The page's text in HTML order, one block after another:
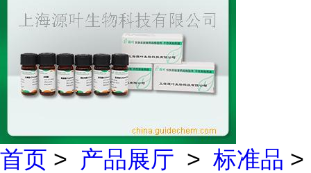
首页 > 产品展厅 > 标准品 >